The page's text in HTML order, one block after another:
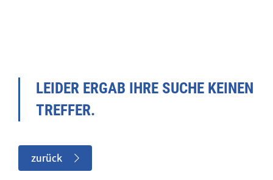
LEIDER ERGAB IHRE SUCHE KEINEN
TREFFER.
zurück